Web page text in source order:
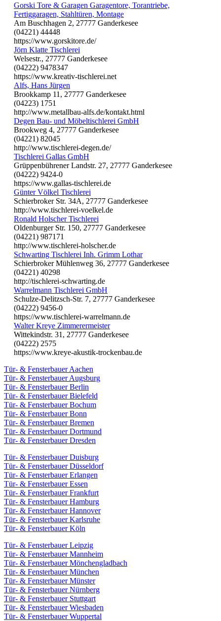
Gorski Tore & Garagen Garagentore, Torantriebe,
Fertiggaragen, Stahltüren, Montage
Am Buschhagen 2, 27777 Ganderkesee
(04221) 44448
https://www.gorskitore.de/
Jörn Klatte Tischlerei
Welsestr., 27777 Ganderkesee
(04222) 9478347
https://www.kreativ-tischlerei.net
Alfs, Hans Jürgen
Brookkamp 11, 27777 Ganderkesee
(04223) 1751
http://www.metallbau-alfs.de/kontakt.html
Degen Bau- und Möbeltischlerei GmbH
Brookweg 4, 27777 Ganderkesee
(04221) 82045
http://www.tischlerei-degen.de/
Tischlerei Gallas GmbH
Grüppenbührener Landstr. 27, 27777 Ganderkesee
(04222) 9424-0
https://www.gallas-tischlerei.de
Günter Völkel Tischlerei
Schierbroker Str. 34A, 27777 Ganderkesee
http://www.tischlerei-voelkel.de
Ronald Holscher Tischlerei
Oldenburger Str. 150, 27777 Ganderkesee
(04221) 987171
http://www.tischlerei-holscher.de
Schwarting Tischlerei Inh. Grimm Lothar
Schierbroker Mühlenweg 36, 27777 Ganderkesee
(04221) 40298
http://tischlerei-schwarting.de
Warrelmann Tischlerei GmbH
Schulze-Delitzsch-Str. 7, 27777 Ganderkesee
(04222) 9456-0
https://www.tischlerei-warrelmann.de
Walter Kreye Zimmerermeister
Wittekindstr. 31, 27777 Ganderkesee
(04222) 2575
https://www.kreye-akustik-trockenbau.de
Tür- & Fensterbauer Aachen
Tür- & Fensterbauer Augsburg
Tür- & Fensterbauer Berlin
Tür- & Fensterbauer Bielefeld
Tür- & Fensterbauer Bochum
Tür- & Fensterbauer Bonn
Tür- & Fensterbauer Bremen
Tür- & Fensterbauer Dortmund
Tür- & Fensterbauer Dresden
Tür- & Fensterbauer Duisburg
Tür- & Fensterbauer Düsseldorf
Tür- & Fensterbauer Erlangen
Tür- & Fensterbauer Essen
Tür- & Fensterbauer Frankfurt
Tür- & Fensterbauer Hamburg
Tür- & Fensterbauer Hannover
Tür- & Fensterbauer Karlsruhe
Tür- & Fensterbauer Köln
Tür- & Fensterbauer Leipzig
Tür- & Fensterbauer Mannheim
Tür- & Fensterbauer Mönchengladbach
Tür- & Fensterbauer München
Tür- & Fensterbauer Münster
Tür- & Fensterbauer Nürnberg
Tür- & Fensterbauer Stuttgart
Tür- & Fensterbauer Wiesbaden
Tür- & Fensterbauer Wuppertal